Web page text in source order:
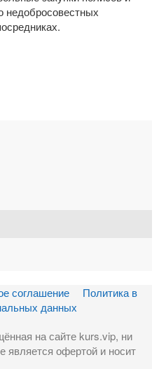
недобросовестных
соглашение
Политика в
данных
на сайте kurs.vip, ни
является офертой и носит